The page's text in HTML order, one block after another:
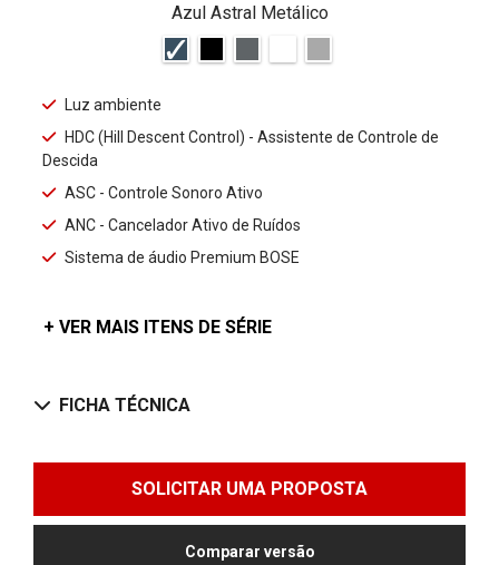
Azul Astral Metálico
Luz ambiente
HDC (Hill Descent Control) - Assistente de Controle de
Descida
ASC - Controle Sonoro Ativo
ANC - Cancelador Ativo de Ruídos
Sistema de áudio Premium BOSE
+ VER MAIS ITENS DE SÉRIE
FICHA TÉCNICA
SOLICITAR UMA PROPOSTA
Comparar versão